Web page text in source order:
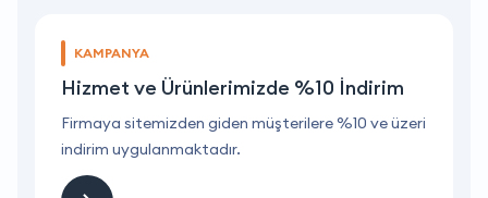
KAMPANYA
Hizmet ve Ürünlerimizde %10 İndirim
Firmaya sitemizden giden müşterilere %10 ve üzeri
indirim uygulanmaktadır.